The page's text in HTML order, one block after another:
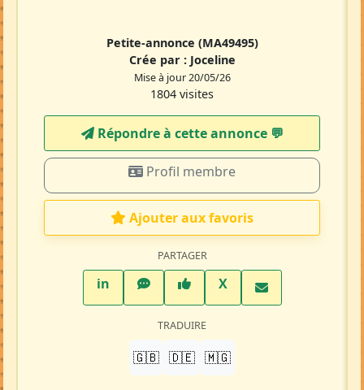
Petite-annonce (MA49495)
Crée par : Joceline
Mise à jour 20/05/26
1804 visites
Répondre à cette annonce 💬​
Profil membre
Ajouter aux favoris
PARTAGER
inLinkedInWhatsAppFacebook
XTwitter X
TRADUIRE
🇬🇧 🇩🇪 🇲🇬